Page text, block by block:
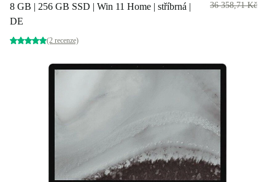
8 GB | 256 GB SSD | Win 11 Home | stříbrná |
DE
(2 recenze)
36 358,71 Kč